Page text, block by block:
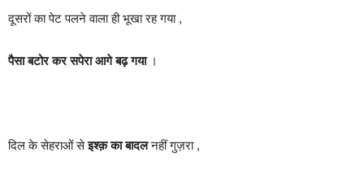
दूसरों का पेट पलने वाला ही भूखा रह गया ,
पैसा बटोर कर सपेरा आगे बढ़ गया।
दिल के सेहराओं सेइश्क़ का बादलनहीं गुज़रा ,